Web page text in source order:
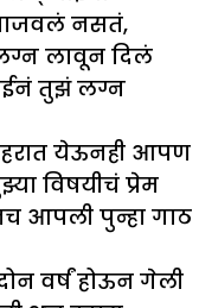
माजवलं नसतं,
लावून दिलं
तुझं लग्न
शहरात येऊनही आपण
विषयीचं प्रेम
आपली पुन्हा गाठ
वर्षं होऊन गेली